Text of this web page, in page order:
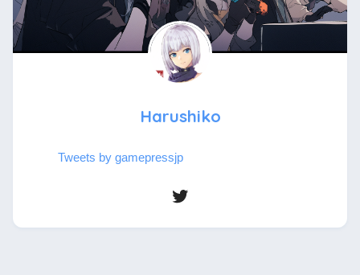
Harushiko
Tweets by gamepressjp